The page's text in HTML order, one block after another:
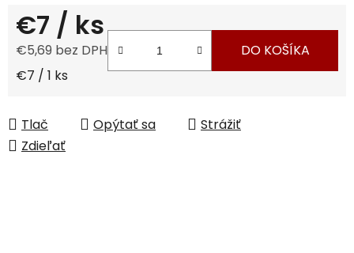
€7 / ks
€5,69 bez DPH
Jednotková cena:
€7 / 1 ks
DO KOŠÍKA
Tlač Opýtať sa
Strážiť
Zdieľať